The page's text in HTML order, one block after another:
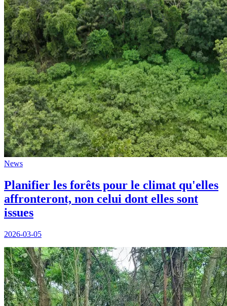
News
Planifier les forêts pour le climat qu'elles
affronteront, non celui dont elles sont
issues
2026-03-05